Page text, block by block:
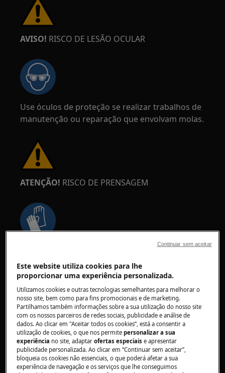
AVISO! RISCO DE LESÃO OCULAR
Use óculos de proteção se realizar trabalhos de
manutenção ou reparação que envolvam molas.
ATENÇÃO! RISCO DE PRENSAGEM
Use luvas de proteção se realizar trabalhos de
manutenção ou reparação envolvendo correias.
ATENÇÃO!PERIGO DE ASFIXIA
Peças pequenas não são adequadas para
crianças menores de 3 anos. Mantenha todas as
Este website utiliza cookies para lhe
proporcionar uma experiência personalizada.
Utilizamos cookies e outras tecnologias semelhantes para melhorar o
nosso site, bem como para fins promocionais e de marketing.
Partilhamos também informações sobre a sua utilização do nosso site
com os nossos parceiros de redes sociais, publicidade e análise de
dados. Ao clicar em "Aceitar todos os cookies”, está a consentir a
utilização de cookies, o que nos permitepersonalizar a sua
experiência no site, adaptarofertas especiaise apresentar
publicidade personalizada. Ao clicar em “Continuar sem aceitar”,
bloqueia os cookies não essenciais, o que poderá afetar a sua
experiência de navegação e os serviços que lhe conseguimos
Continuar sem aceitar